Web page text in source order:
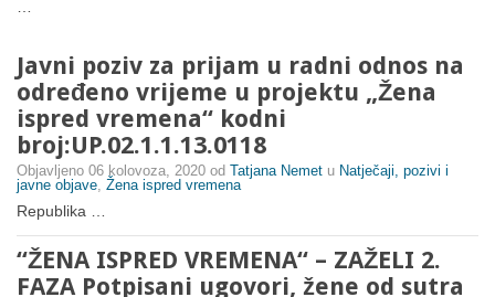
Javni poziv za prijam u radni odnos na
određeno vrijeme u projektu „Žena
ispred vremena“ kodni
broj:UP.02.1.1.13.0118
Objavljeno 06 kolovoza, 2020 od Tatjana Nemet u Natječaji, pozivi i
javne objave, Žena ispred vremena
Republika …
“ŽENA ISPRED VREMENA“ – ZAŽELI 2.
FAZA Potpisani ugovori, žene od sutra